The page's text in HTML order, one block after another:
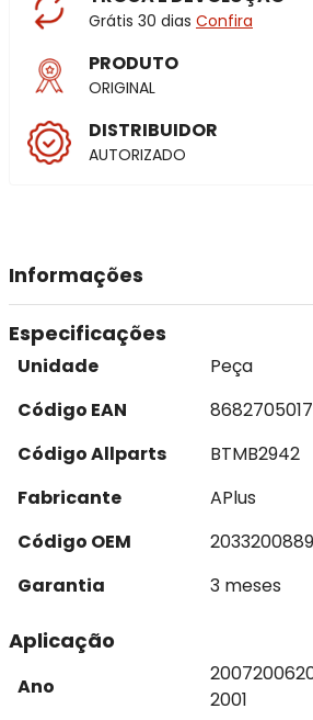
Grátis 30 dias Confira
PRODUTO
ORIGINAL
DISTRIBUIDOR
AUTORIZADO
Informações
Especificações
Unidade
Peça
Código EAN
Código Allparts
BTMB2942
Fabricante
APlus
Código OEM
2033200889
Garantia
3 meses
Aplicação
Ano
20072006
2001